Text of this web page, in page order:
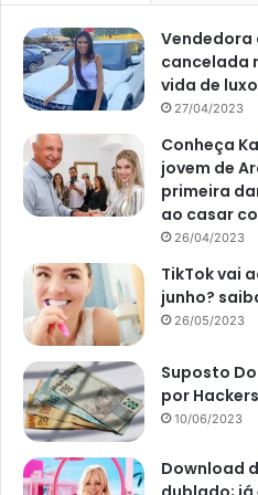
flor-de-maio
Plantio em vasos
Para realizar o plantio da flor-
essencialdisponibilizar um
em sua base. Ademais, por ter
Vendedora
cancelada
vida de luxo
27/04/2023
Conheça
jovem de
primeira
ao casar
26/04/2023
TikTok vai
junho?
26/05/2023
Suposto
por Hackers
10/06/2023
Download